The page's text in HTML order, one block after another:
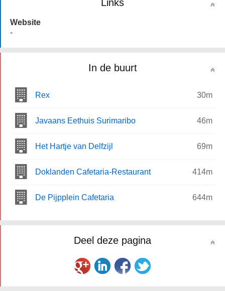
Links
Website
-
In de buurt
Rex 30m
Javaans Eethuis Surimaribo 46m
Het Hartje van Delfzijl 69m
Doklanden Cafetaria-Restaurant 414m
De Pijpplein Cafetaria 644m
Deel deze pagina